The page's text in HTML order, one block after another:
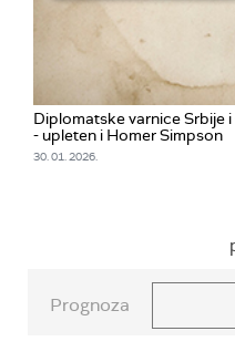
Diplomatske varnice Srbije
- upleten i Homer Simpson
30. 01. 2026.
Prognoza